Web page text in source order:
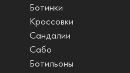
Ботинки
Кроссовки
Сандалии
Сабо
Ботильоны